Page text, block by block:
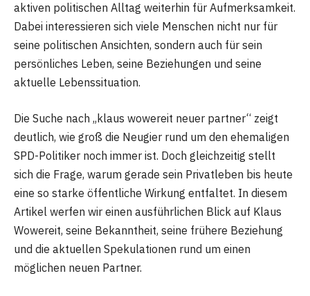
aktiven politischen Alltag weiterhin für Aufmerksamkeit.
Dabei interessieren sich viele Menschen nicht nur für
seine politischen Ansichten, sondern auch für sein
persönliches Leben, seine Beziehungen und seine
aktuelle Lebenssituation.
Die Suche nach „klaus wowereit neuer partner“ zeigt
deutlich, wie groß die Neugier rund um den ehemaligen
SPD-Politiker noch immer ist. Doch gleichzeitig stellt
sich die Frage, warum gerade sein Privatleben bis heute
eine so starke öffentliche Wirkung entfaltet. In diesem
Artikel werfen wir einen ausführlichen Blick auf Klaus
Wowereit, seine Bekanntheit, seine frühere Beziehung
und die aktuellen Spekulationen rund um einen
möglichen neuen Partner.